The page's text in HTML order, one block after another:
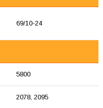
69/10-24
5800
2078, 2095